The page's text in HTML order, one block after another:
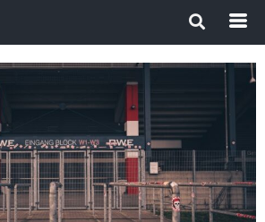
Startseite
Die besten Wettanbieter 2024
Sport Magazin 1